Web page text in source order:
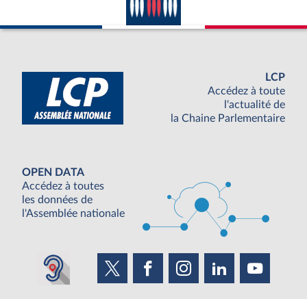
LCP
Accédez à toute
l'actualité de
la Chaine Parlementaire
OPEN DATA
Accédez à toutes
les données de
l'Assemblée nationale